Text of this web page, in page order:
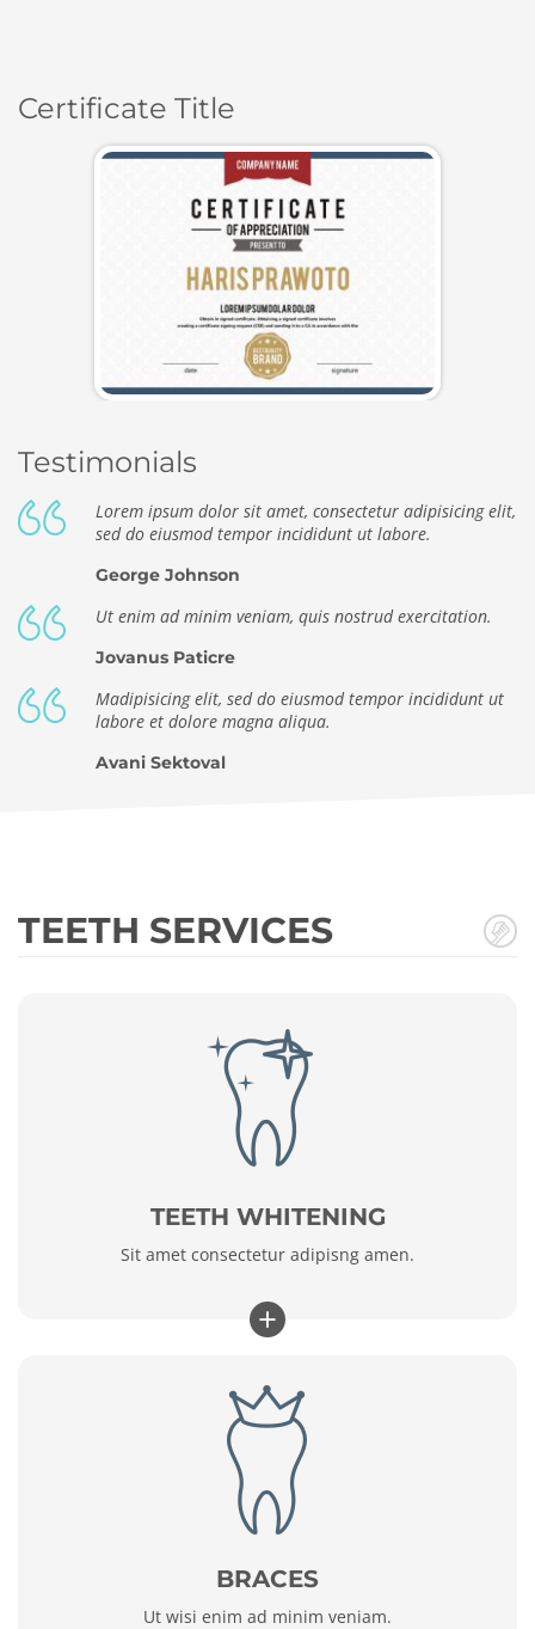
Certificate Title
Testimonials
Lorem ipsum dolor sit amet, consectetur adipisicing elit,
sed do eiusmod tempor incididunt ut labore.
George Johnson
Ut enim ad minim veniam, quis nostrud exercitation.
Jovanus Paticre
Madipisicing elit, sed do eiusmod tempor incididunt ut
labore et dolore magna aliqua.
Avani Sektoval
TEETH SERVICES
TEETH WHITENING
Sit amet consectetur adipisng amen.
+
BRACES
Ut wisi enim ad minim veniam.